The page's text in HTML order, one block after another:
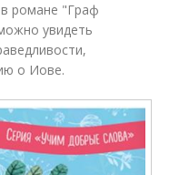
романе "Граф
увидеть
о Иове.